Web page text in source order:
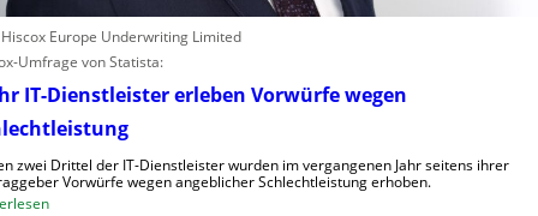
Europe Underwriting Limited
Umfrage von Statista:
IT-Dienstleister erleben Vorwürfe wegen
zwei Drittel der IT-Dienstleister wurden im vergangenen Jahr seitens ihrer
Vorwürfe wegen angeblicher Schlechtleistung erhoben.
: